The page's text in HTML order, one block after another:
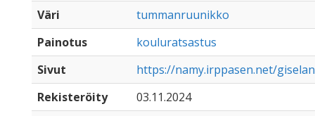
Väri
tummanruunikko
Painotus
kouluratsastus
Sivut
https://namy.irppasen.net/
Rekisteröity
03.11.2024